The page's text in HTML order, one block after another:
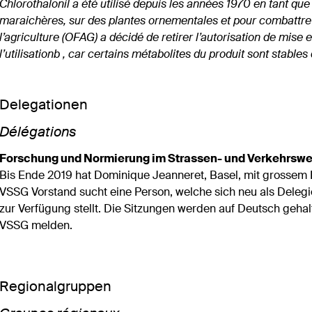
Chlorothalonil a été utilisé depuis les années 1970 en tant
maraichères, sur des plantes ornementales et pour
l’agriculture (OFAG) a décidé de retirer l’autorisation de
l’utilisationb , car certains métabolites du produit sont stables
Delegationen
Délégations
Forschung und Normierung im Strassen- und
Bis Ende 2019 hat Dominique Jeanneret, Basel, mit
VSSG Vorstand sucht eine Person, welche sich neu als
zur Verfügung stellt. Die Sitzungen werden auf Deutsch
VSSG melden.
Regionalgruppen